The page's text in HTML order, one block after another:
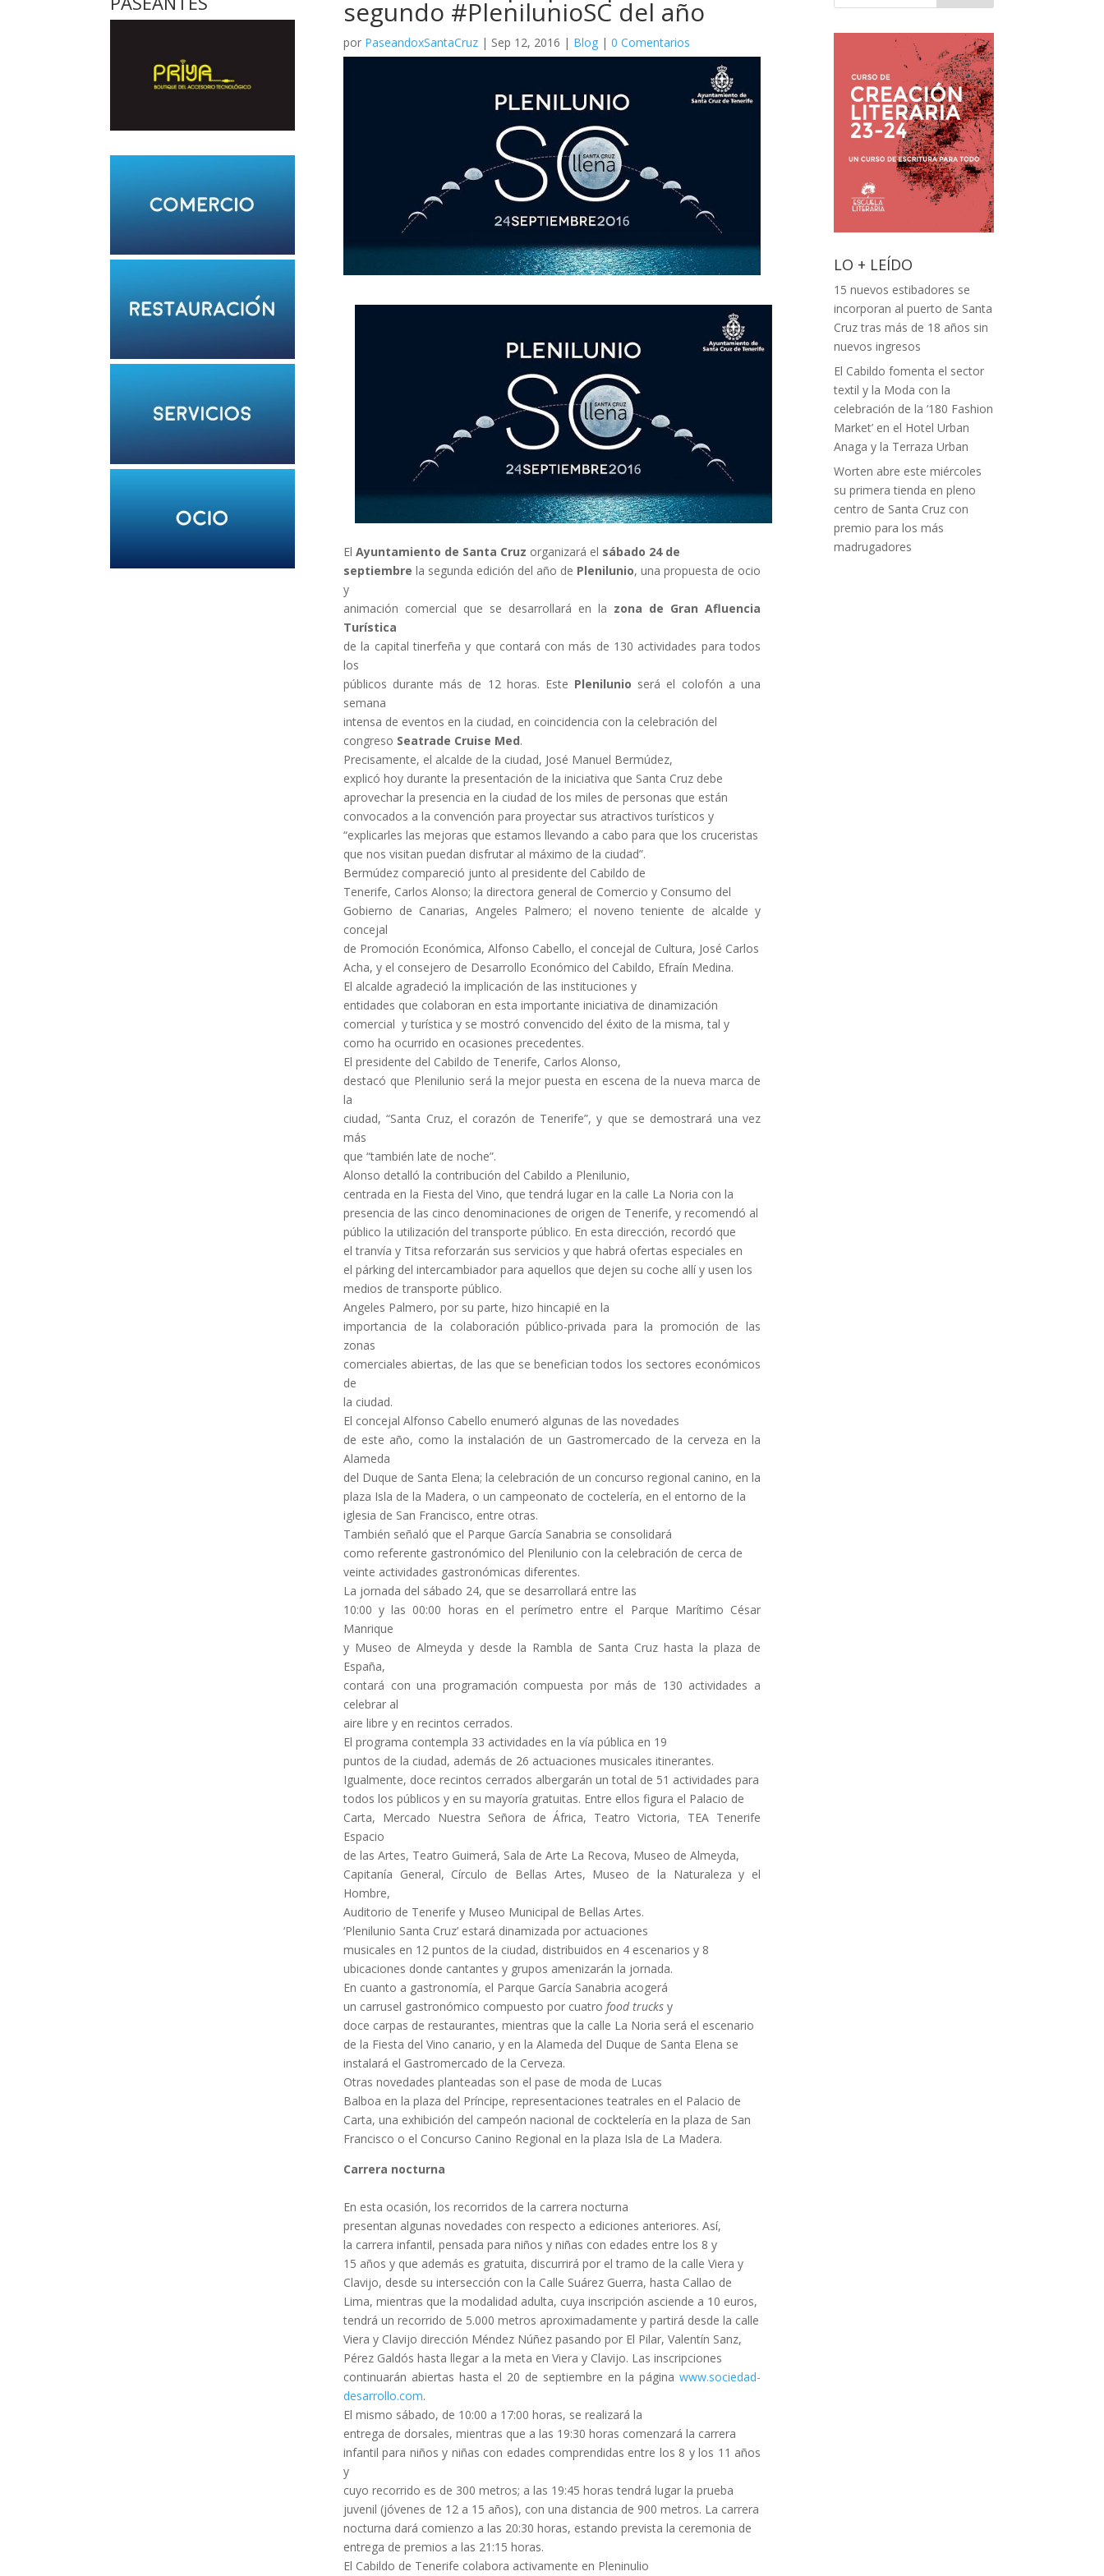
segundo #PlenilunioSC del año
por PaseandoxSantaCruz| Sep 12, 2016 | Blog| 0 Comentarios
El Ayuntamiento de Santa Cruz organizará el sábado 24 de
septiembre la segunda edición del año de Plenilunio, una propuesta de ocio
y
animación comercial que se desarrollará en la zona de Gran Afluencia
Turística
de la capital tinerfeña y que contará con más de 130 actividades para todos
los
públicos durante más de 12 horas. Este Plenilunio será el colofón a una
semana
intensa de eventos en la ciudad, en coincidencia con la celebración del
congreso Seatrade Cruise Med.
Precisamente, el alcalde de la ciudad, José Manuel Bermúdez,
explicó hoy durante la presentación de la iniciativa que Santa Cruz debe
aprovechar la presencia en la ciudad de los miles de personas que están
convocados a la convención para proyectar sus atractivos turísticos y
“explicarles las mejoras que estamos llevando a cabo para que los cruceristas
que nos visitan puedan disfrutar al máximo de la ciudad”.
Bermúdez compareció junto al presidente del Cabildo de
Tenerife, Carlos Alonso; la directora general de Comercio y Consumo del
Gobierno de Canarias, Angeles Palmero; el noveno teniente de alcalde y
concejal
de Promoción Económica, Alfonso Cabello, el concejal de Cultura, José Carlos
Acha, y el consejero de Desarrollo Económico del Cabildo, Efraín Medina.
El alcalde agradeció la implicación de las instituciones y
entidades que colaboran en esta importante iniciativa de dinamización
comercial y turística y se mostró convencido del éxito de la misma, tal y
como ha ocurrido en ocasiones precedentes.
El presidente del Cabildo de Tenerife, Carlos Alonso,
destacó que Plenilunio será la mejor puesta en escena de la nueva marca de
la
ciudad, “Santa Cruz, el corazón de Tenerife”, y que se demostrará una vez
más
que “también late de noche”.
Alonso detalló la contribución del Cabildo a Plenilunio,
centrada en la Fiesta del Vino, que tendrá lugar en la calle La Noria con la
presencia de las cinco denominaciones de origen de Tenerife, y recomendó al
público la utilización del transporte público. En esta dirección, recordó que
el tranvía y Titsa reforzarán sus servicios y que habrá ofertas especiales en
el párking del intercambiador para aquellos que dejen su coche allí y usen los
medios de transporte público.
Angeles Palmero, por su parte, hizo hincapié en la
importancia de la colaboración público-privada para la promoción de las
zonas
comerciales abiertas, de las que se benefician todos los sectores económicos
de
la ciudad.
El concejal Alfonso Cabello enumeró algunas de las novedades
de este año, como la instalación de un Gastromercado de la cerveza en la
Alameda
del Duque de Santa Elena; la celebración de un concurso regional canino, en la
plaza Isla de la Madera, o un campeonato de coctelería, en el entorno de la
iglesia de San Francisco, entre otras.
También señaló que el Parque García Sanabria se consolidará
como referente gastronómico del Plenilunio con la celebración de cerca de
veinte actividades gastronómicas diferentes.
La jornada del sábado 24, que se desarrollará entre las
10:00 y las 00:00 horas en el perímetro entre el Parque Marítimo César
Manrique
y Museo de Almeyda y desde la Rambla de Santa Cruz hasta la plaza de
España,
contará con una programación compuesta por más de 130 actividades a
celebrar al
aire libre y en recintos cerrados.
El programa contempla 33 actividades en la vía pública en 19
puntos de la ciudad, además de 26 actuaciones musicales itinerantes.
Igualmente, doce recintos cerrados albergarán un total de 51 actividades para
todos los públicos y en su mayoría gratuitas. Entre ellos figura el Palacio de
Carta, Mercado Nuestra Señora de África, Teatro Victoria, TEA Tenerife
Espacio
de las Artes, Teatro Guimerá, Sala de Arte La Recova, Museo de Almeyda,
Capitanía General, Círculo de Bellas Artes, Museo de la Naturaleza y el
Hombre,
Auditorio de Tenerife y Museo Municipal de Bellas Artes.
‘Plenilunio Santa Cruz’ estará dinamizada por actuaciones
musicales en 12 puntos de la ciudad, distribuidos en 4 escenarios y 8
ubicaciones donde cantantes y grupos amenizarán la jornada.
En cuanto a gastronomía, el Parque García Sanabria acogerá
un carrusel gastronómico compuesto por cuatro food trucksy
doce carpas de restaurantes, mientras que la calle La Noria será el escenario
de la Fiesta del Vino canario, y en la Alameda del Duque de Santa Elena se
instalará el Gastromercado de la Cerveza.
Otras novedades planteadas son el pase de moda de Lucas
Balboa en la plaza del Príncipe, representaciones teatrales en el Palacio de
Carta, una exhibición del campeón nacional de cocktelería en la plaza de San
Francisco o el Concurso Canino Regional en la plaza Isla de La Madera.
Carrera nocturna
En esta ocasión, los recorridos de la carrera nocturna
presentan algunas novedades con respecto a ediciones anteriores. Así,
la carrera infantil, pensada para niños y niñas con edades entre los 8 y
15 años y que además es gratuita, discurrirá por el tramo de la calle Viera y
Clavijo, desde su intersección con la Calle Suárez Guerra, hasta Callao de
Lima, mientras que la modalidad adulta, cuya inscripción asciende a 10 euros,
tendrá un recorrido de 5.000 metros aproximadamente y partirá desde la calle
Viera y Clavijo dirección Méndez Núñez pasando por El Pilar, Valentín Sanz,
Pérez Galdós hasta llegar a la meta en Viera y Clavijo. Las inscripciones
continuarán abiertas hasta el 20 de septiembre en la página www.sociedad-
desarrollo.com.
El mismo sábado, de 10:00 a 17:00 horas, se realizará la
entrega de dorsales, mientras que a las 19:30 horas comenzará la carrera
infantil para niños y niñas con edades comprendidas entre los 8 y los 11 años
y
cuyo recorrido es de 300 metros; a las 19:45 horas tendrá lugar la prueba
juvenil (jóvenes de 12 a 15 años), con una distancia de 900 metros. La carrera
nocturna dará comienzo a las 20:30 horas, estando prevista la ceremonia de
entrega de premios a las 21:15 horas.
El Cabildo de Tenerife colabora activamente en Pleninulio
LO + LEÍDO
15 nuevos estibadores se
incorporan al puerto de Santa
Cruz tras más de 18 años sin
nuevos ingresos
El Cabildo fomenta el sector
textil y la Moda con la
celebración de la ‘180 Fashion
Market’ en el Hotel Urban
Anaga y la Terraza Urban
Worten abre este miércoles
su primera tienda en pleno
centro de Santa Cruz con
premio para los más
madrugadores